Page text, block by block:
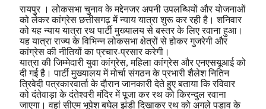
रायपुर । लोकसभा चुनाव के मद्देनजर अपनी उपलब्धियों और योजनाओं
को लेकर कांग्रेस छत्तीसगढ़ में न्याय यात्रा शुरू कर रही है। शनिवार
को यह न्याय यात्रा रथ पार्टी मुख्यालय से बस्तर के लिए रवाना हुआ।
यह यात्रा राज्य के विभिन्न लोकसभा क्षेत्रों से होकर गुजरेगी और
कांग्रेस की नीतियों का प्रचार-प्रसार करेगी।
यात्रा की जिम्मेदारी युवा कांग्रेस, महिला कांग्रेस और एनएसयूआई को
दी गई है। पार्टी मुख्यालय में मोर्चा संगठन के प्रभारी शैलेश नितिन
त्रिवेदी पत्रकारवार्ता के दौरान जानकारी देते हुए बताया कि रविवार
को दंतेवाड़ा के दंतेश्वरी मंदिर में पूजा कर रथ को किरन्दुल रवाना
जाएगा। वहां सीएम भूपेश बघेल झंडी दिखाकर रथ को अगले पड़ाव के